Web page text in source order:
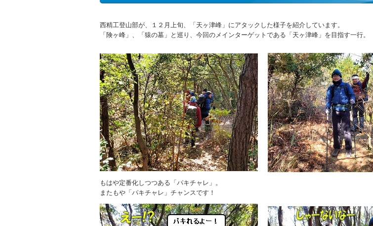
西精工登山部が、１２月上旬、「天ヶ津峰」にアタックした様子を紹介しています。
「険ヶ峰」、「猿の墓」と巡り、今回のメインターゲットである「天ヶ津峰」を目指す一行。
もはや定番化しつつある「パキチャレ」。
またもや「パキチャレ」チャンスです！